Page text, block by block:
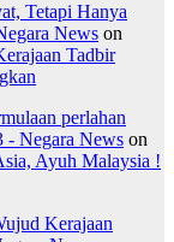
Tetapi Hanya
News on
Tadbir
perlahan
- Negara News on
Ayuh Malaysia !
Kerajaan